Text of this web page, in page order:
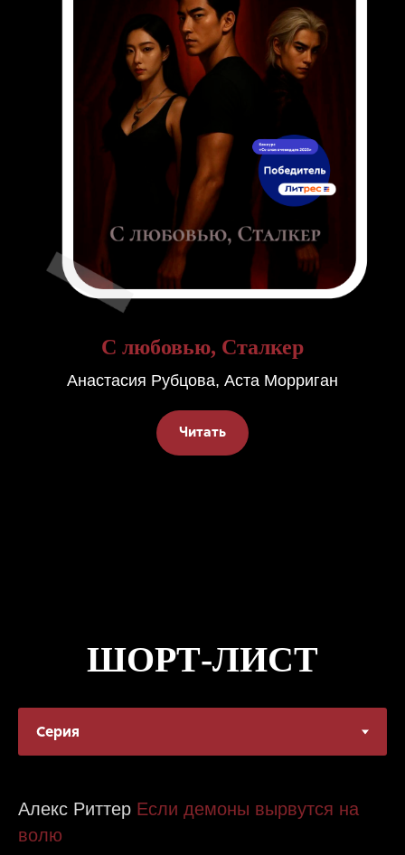
С любовью, Сталкер
Анастасия Рубцова, Аста Морриган
Читать
ШОРТ-ЛИСТ
Алекс Риттер Если демоны вырвутся на
волю